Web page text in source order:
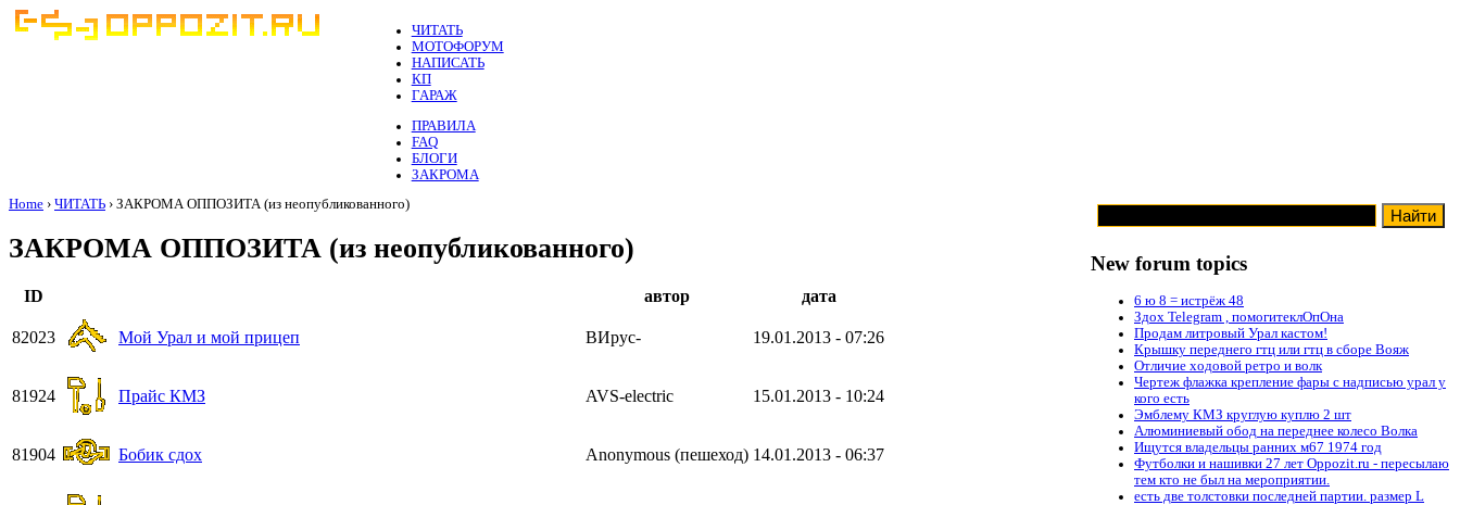
ЧИТАТЬ
МОТОФОРУМ
НАПИСАТЬ
КП
ГАРАЖ
ПРАВИЛА
FAQ
БЛОГИ
ЗАКРОМА
Home › ЧИТАТЬ › ЗАКРОМА ОППОЗИТА (из неопубликованного)
ЗАКРОМА ОППОЗИТА (из неопубликованного)
ID автор дата
82023 Мой Урал и мой прицеп ВИрус- 19.01.2013 - 07:26
81924 Прайс КМЗ AVS-electric 15.01.2013 - 10:24
81904 Бобик сдох Anonymous (пешеход) 14.01.2013 - 06:37
New forum topics
6 ю 8 = истрёж 48
Здох Telegram , помогитеклОпОна
Продам литровый Урал кастом!
Крышку переднего гтц или гтц в сборе Вояж
Отличие ходовой ретро и волк
Чертеж флажка крепление фары с надписью урал у
кого есть
Эмблему КМЗ круглую куплю 2 шт
Алюминиевый обод на переднее колесо Волка
Ищутся владельцы ранних м67 1974 год
Футболки и нашивки 27 лет Oppozit.ru - пересылаю
тем кто не был на мероприятии.
есть две толстовки последней партии. размер L